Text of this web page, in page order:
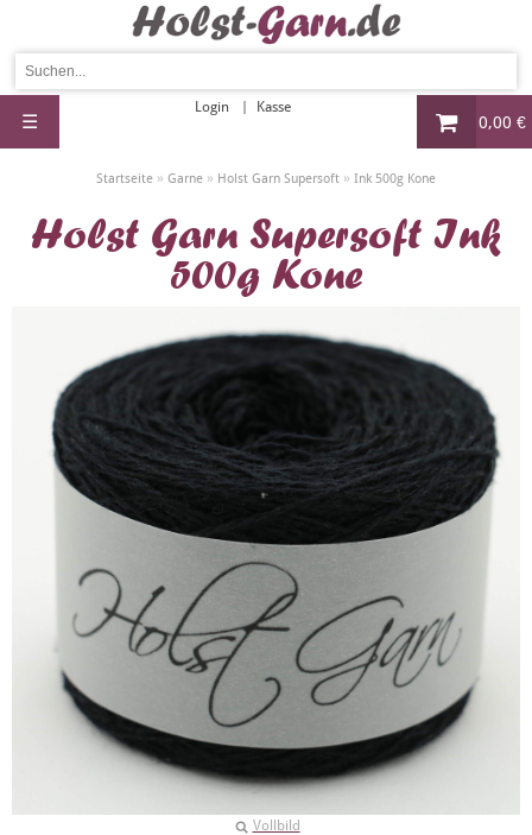
0,00 €
Login Kasse
☰
Startseite » Garne » Holst Garn Supersoft » Ink 500g Kone
Holst Garn Supersoft Ink
500g Kone
Vollbild